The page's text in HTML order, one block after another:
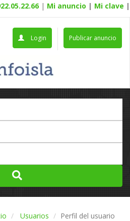
| Mi anuncio | Mi clave |
Publicar anuncio
Login
Usuarios Perfil del usuario